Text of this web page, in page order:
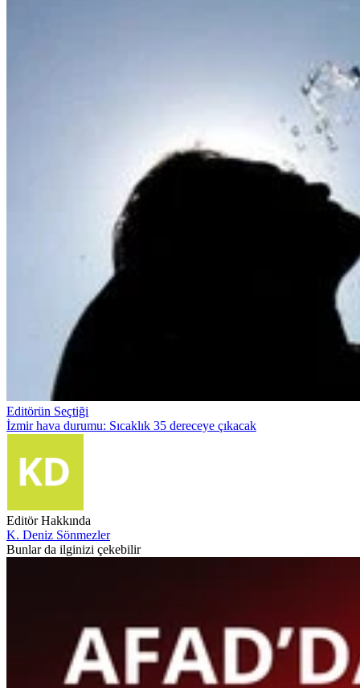
Editörün Seçtiği
İzmir hava durumu: Sıcaklık 35 dereceye çıkacak
Editör Hakkında
K. Deniz Sönmezler
Bunlar da ilginizi çekebilir